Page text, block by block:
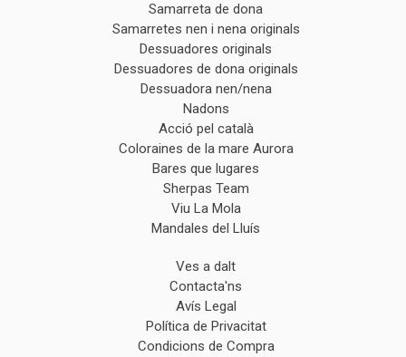
Samarreta de dona
Samarretes nen i nena originals
Dessuadores originals
Dessuadores de dona originals
Dessuadora nen/nena
Nadons
Acció pel català
Coloraines de la mare Aurora
Bares que lugares
Sherpas Team
Viu La Mola
Mandales del Lluís
Ves a dalt
Contacta'ns
Avís Legal
Política de Privacitat
Condicions de Compra